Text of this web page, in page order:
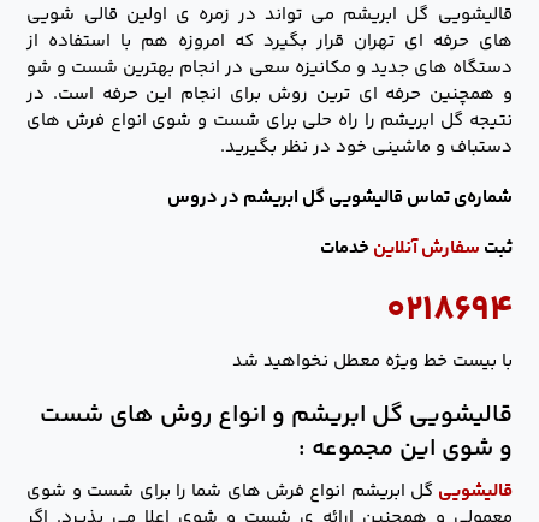
قالیشویی گل ابریشم می تواند در زمره ی اولین قالی شویی
های حرفه ای تهران قرار بگیرد که امروزه هم با استفاده از
دستگاه های جدید و مکانیزه سعی در انجام بهترین شست و شو
و همچنین حرفه ای ترین روش برای انجام این حرفه است. در
نتیجه گل ابریشم را راه حلی برای شست و شوی انواع فرش های
دستباف و ماشینی خود در نظر بگیرید.
شماره‌ی تماس قالیشویی گل ابریشم در دروس
ثبت سفارش آنلاین خدمات
۰۲۱۸۶۹۴
با بیست خط ویژه معطل نخواهید شد
قالیشویی گل ابریشم و انواع روش های شست
و شوی این مجموعه :
قالیشویی گل ابریشم انواع فرش های شما را برای شست و شوی